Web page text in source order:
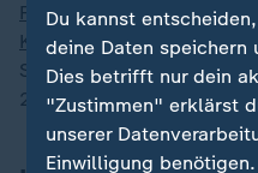
Friedrich Merzkommt auf
Katherina Reicheauf
Schlusslicht bleibt Alice
2,3).
Du kannst
deine Daten speichern
Dies betrifft nur dein
"Zustimmen" erklärst
unserer
Einwilligung